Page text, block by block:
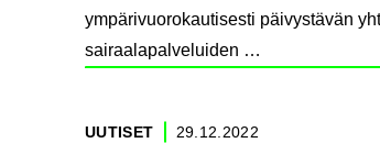
ympärivuorokautisesti päivystävän
sairaalapalveluiden …
UU­TI­SET 29.12.2022